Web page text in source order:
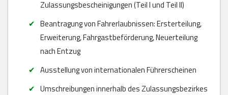
Zulassungsbescheinigungen (Teil I und Teil II)
Beantragung von Fahrerlaubnissen: Ersterteilung,
Erweiterung, Fahrgastbeförderung, Neuerteilung
nach Entzug
Ausstellung von internationalen Führerscheinen
Umschreibungen innerhalb des Zulassungsbezirkes